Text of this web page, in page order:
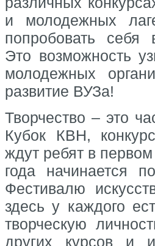
и молодежных
попробовать себя
Это возможность
молодежных
развитие ВУЗа!
Творчество – это
Кубок КВН,
ждут ребят в
года начинается
Фестивалю
здесь у каждого
творческую
других курсов и